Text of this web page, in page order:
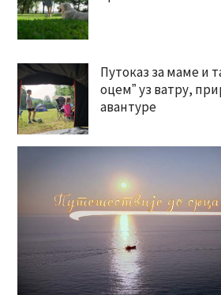
Путоказ за маме и
оцемˮ уз ватру,
авантуре